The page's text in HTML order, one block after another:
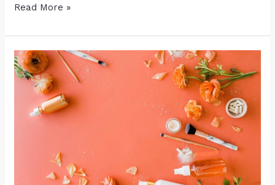
All
Citrus
Read More »